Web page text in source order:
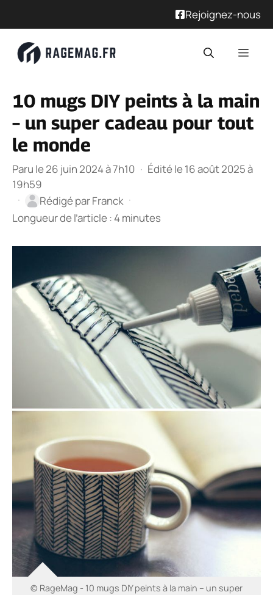
Rejoignez-nous
10 mugs DIY peints à la main
– un super cadeau pour tout
le monde
Paru le 26 juin 2024 à 7h10 · Édité le 16 août 2025 à
19h59
·
Rédigé parFranck ·
Longueur de l’article : 4 minutes
© RageMag - 10 mugs DIY peints à la main – un super